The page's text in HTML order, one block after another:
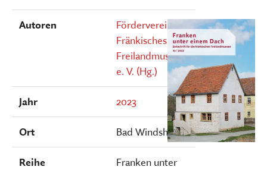
Autoren
Förderverein
Fränkisches
Freilandmuseum
e. V. (Hg.)
Jahr 2023
Ort Bad Windsheim
Reihe
Franken unter